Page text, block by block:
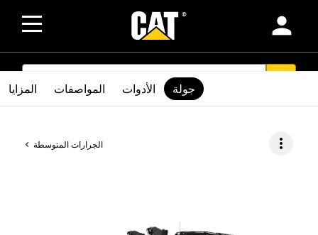
person
SEARCH
الجرارات المتوسطة more_vert
المزايا المواصفات الأدوات جولة